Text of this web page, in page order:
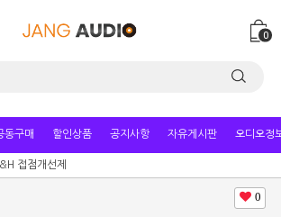
0
동구매 할인상품 공지사항 자유게시판 오디오정
접점개선제
0